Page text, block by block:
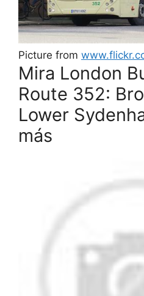
Picture from
Mira London
Route 352:
Lower
más